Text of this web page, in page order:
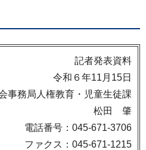
記者発表資料
令和６年11月15日
事務局人権教育・児童生徒課
松田 肇
電話番号：045-671-3706
ファクス：045-671-1215